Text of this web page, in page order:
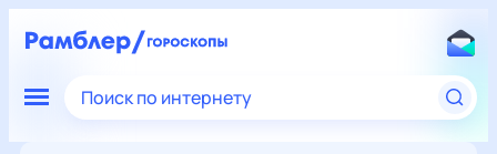
Поиск по интернету